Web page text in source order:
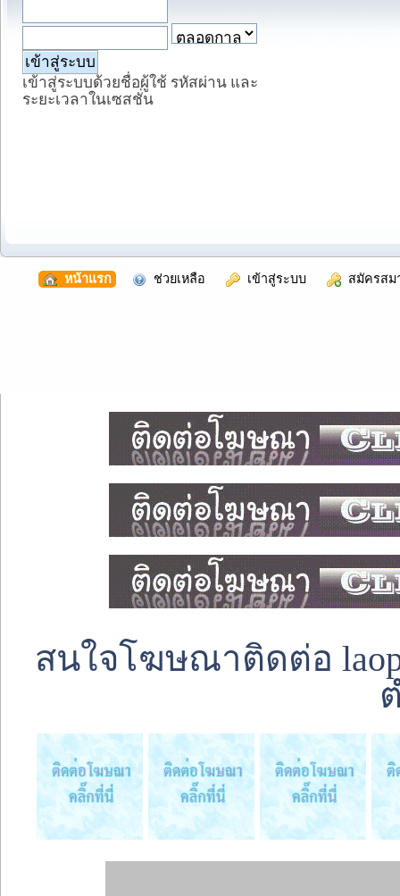
เข้าสู่ระบบด้วยชื่อผู้ใช้ รหัสผ่าน และ
ระยะเวลาในเซสชั่น
หน้าแรก ช่วยเหลือ เข้าสู่ระบบ สมัครสม
สนใจโฆษณาติดต่อ